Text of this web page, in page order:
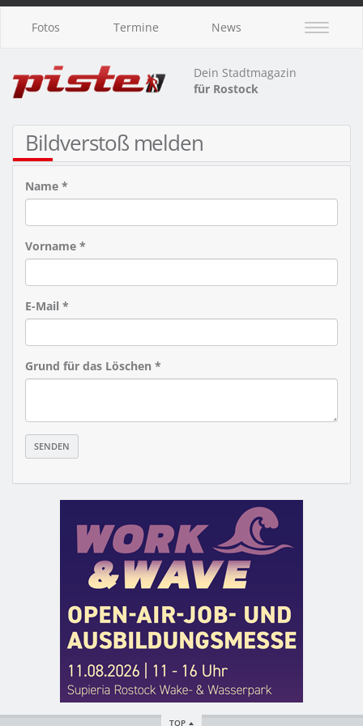
Fotos Termine News
Dein Stadtmagazin
für Rostock
Bildverstoß melden
Name *
Vorname *
E-Mail *
Grund für das Löschen *
TOP